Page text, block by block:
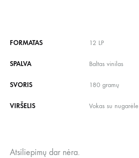
FORMATAS 12 LP
SPALVA Baltas vinilas
SVORIS 180 gramų
VIRŠELIS Vokas su nugarėle
Atsiliepimų dar nėra.